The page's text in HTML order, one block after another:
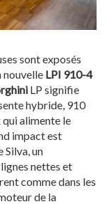
sont exposés
nouvelle LPI 910-4
LP signifie
hybride, 910
alimente le
impact est
Silva, un
nettes et
comme dans les
de la